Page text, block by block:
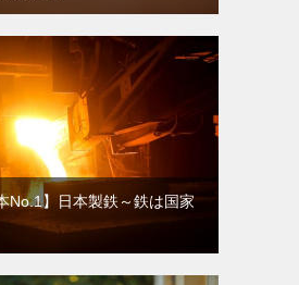
No.1】日本製鉄～鉄は国家